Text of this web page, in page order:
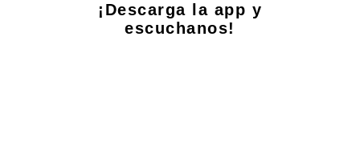
¡Descarga la app y
escuchanos!